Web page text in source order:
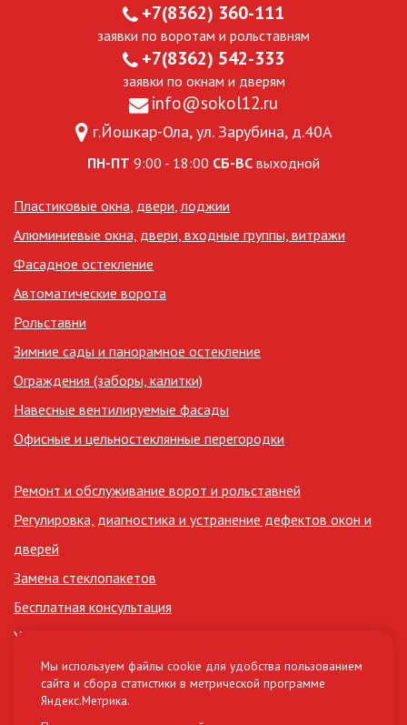
+7(8362) 360-111
заявки по воротам и рольставням
+7(8362) 542-333
заявки по окнам и дверям
info@sokol12.ru
г.Йошкар-Ола, ул. Зарубина, д.40А
ПН-ПТ 9:00 - 18:00 СБ-ВС выходной
Пластиковые окна, двери,лоджии
Алюминиевые окна, двери, входные группы, витражи
Фасадное остекление
Автоматические ворота
Рольставни
Зимние сады и панорамное остекление
Ограждения (заборы, калитки)
Навесные вентилируемые фасады
Офисные и цельностеклянные перегородки
Ремонт и обслуживание ворот и рольставней
Регулировка, диагностика и устранение дефектов окон и
дверей
Замена стеклопакетов
Бесплатная консультация
Утепление лоджий
Сертификаты
Нормативные документы (СНиП, ГОСТ)
Мы используем файлы cookie для удобства пользованием
сайта и сбора статистики в метрической программе
Яндекс.Метрика.